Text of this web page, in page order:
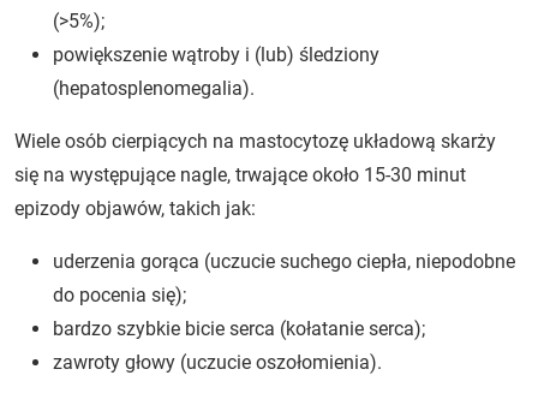
(>5%);
powiększenie wątroby i (lub) śledziony
(hepatosplenomegalia).
Wiele osób cierpiących na mastocytozę układową skarży
się na występujące nagle, trwające około 15-30 minut
epizody objawów, takich jak:
uderzenia gorąca (uczucie suchego ciepła, niepodobne
do pocenia się);
bardzo szybkie bicie serca (kołatanie serca);
zawroty głowy (uczucie oszołomienia).